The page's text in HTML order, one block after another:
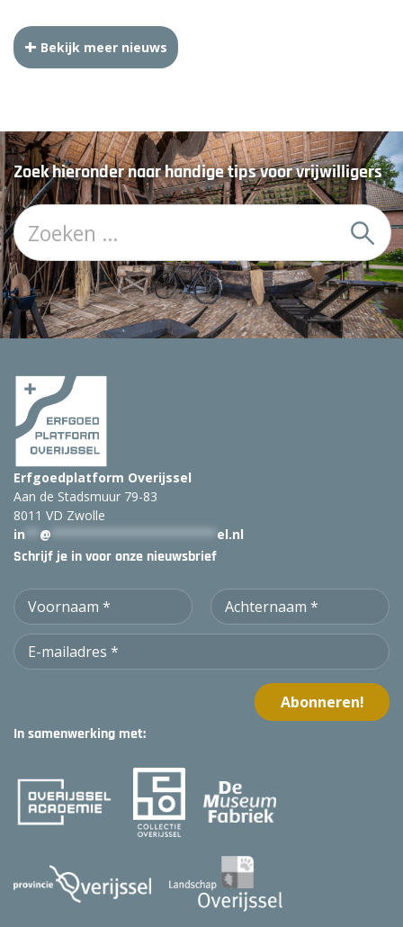
Bekijk meer nieuws
Zoek hieronder naar handige tips voor vrijwilligers
Z
o
e
k
:
Erfgoedplatform Overijssel
Aan de Stadsmuur 79-83
8011 VD Zwolle
in
@ el.nl
Schrijf je in voor onze nieuwsbrief
In samenwerking met: